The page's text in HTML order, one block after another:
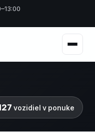
vozidiel v ponuke